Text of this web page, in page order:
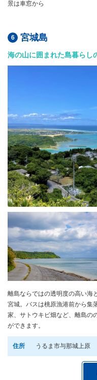
景は車窓から
宮城島
海の山に囲まれた島暮らし
離島ならではの透明度の高い海
宮城。バスは桃原漁港前から集
家、サトウキビ畑など、離島の
ができます。
住所 うるま市与那城上原